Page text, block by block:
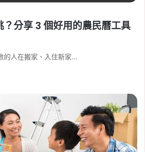
分享 3 個好用的農民曆工具
的人在搬家、入住新家…